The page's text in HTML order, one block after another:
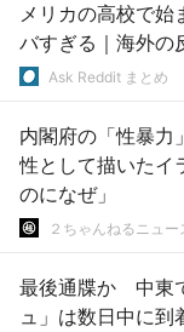
メリカの高校で始
バすぎる｜海外の
Ask Reddit まとめ
内閣府の「性暴力
性として描いたイ
のになぜ」
２ちゃんねるニュー
最後通牒か 中東
ュ」は数日中に到